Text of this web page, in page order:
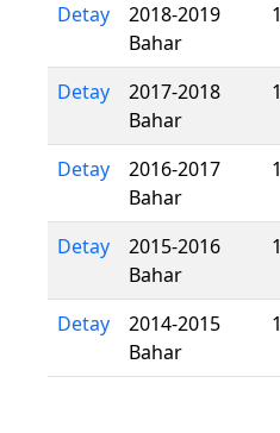
Detay
2018-2019
Bahar
1
Detay
2017-2018
Bahar
1
Detay
2016-2017
Bahar
1
Detay
2015-2016
Bahar
1
Detay
2014-2015
Bahar
1